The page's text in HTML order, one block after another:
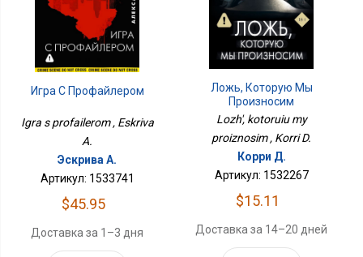
Игра С Профайлером
Igra s profailerom , Eskriva
A.
Эскрива А.
Артикул: 1533741
$45.95
Доставка за 1–3 дня
Ложь, Которую Мы
Произносим
Lozh', kotoruiu my
proiznosim , Korri D.
Корри Д.
Артикул: 1532267
$15.11
Доставка за 14–20 дней